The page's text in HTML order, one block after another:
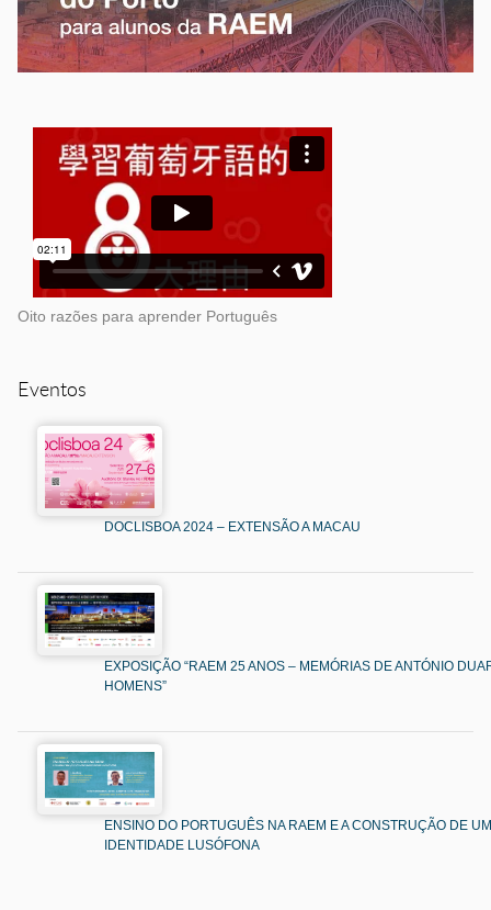
Oito razões para aprender Português
Eventos
DOCLISBOA 2024 – EXTENSÃO A MACAU
EXPOSIÇÃO “RAEM 25 ANOS – MEMÓRIAS DE ANTÓNIO
HOMENS”
ENSINO DO PORTUGUÊS NA RAEM E A CONSTRUÇÃO DE
IDENTIDADE LUSÓFONA